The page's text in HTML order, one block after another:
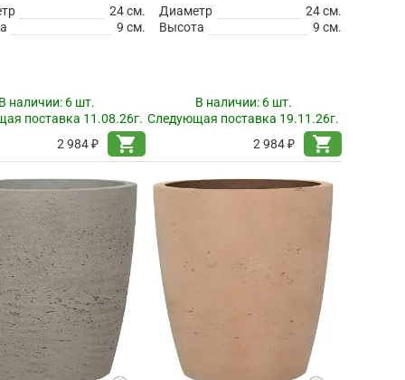
24 см.
9 см.
наличии: 6 шт.
поставка 11.08.26г.
2 984 ₽
shopping_cart
Диаметр
24 см.
Высота
9 см.
В наличии: 6 шт.
Следующая поставка 19.11.26г.
2 984 ₽
shopping_cart